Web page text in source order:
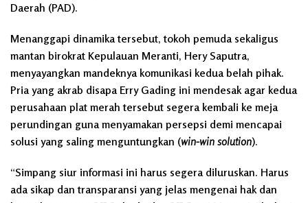
Daerah (PAD).
Menanggapi dinamika tersebut, tokoh pemuda sekaligus
mantan birokrat Kepulauan Meranti, Hery Saputra,
menyayangkan mandeknya komunikasi kedua belah pihak.
Pria yang akrab disapa Erry Gading ini mendesak agar kedua
perusahaan plat merah tersebut segera kembali ke meja
perundingan guna menyamakan persepsi demi mencapai
solusi yang saling menguntungkan (win-win solution).
“Simpang siur informasi ini harus segera diluruskan. Harus
ada sikap dan transparansi yang jelas mengenai hak dan